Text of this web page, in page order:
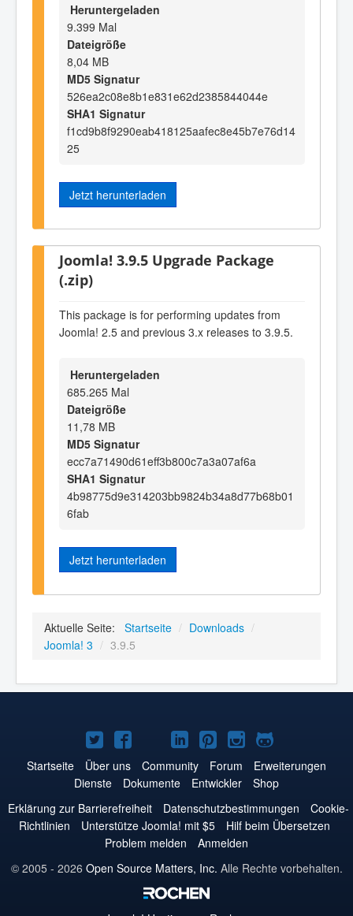
Heruntergeladen
9.399 Mal
Dateigröße
8,04 MB
MD5 Signatur
526ea2c08e8b1e831e62d2385844044e
SHA1 Signatur
f1cd9b8f9290eab418125aafec8e45b7e76d14
25
Jetzt herunterladen
Joomla! 3.9.5 Upgrade Package
(.zip)
This package is for performing updates from
Joomla! 2.5 and previous 3.x releases to 3.9.5.
Heruntergeladen
685.265 Mal
Dateigröße
11,78 MB
MD5 Signatur
ecc7a71490d61eff3b800c7a3a07af6a
SHA1 Signatur
4b98775d9e314203bb9824b34a8d77b68b01
6fab
Jetzt herunterladen
Aktuelle Seite: Startseite / Downloads /
Joomla! 3 / 3.9.5
Joomla!
auf
Twitter
Joomla!
auf
Facebook
Joomla!
auf
YouTube
Joomla!
auf
LinkedIn
Joomla!
auf
Pinterest
Joomla!
auf
Instagram
Joomla!
auf
GitHub
Startseite Über uns Community Forum
Erweiterungen
Dienste
Dokumente Entwickler
Shop
Erklärung zur Barrierefreiheit
Datenschutzbestimmungen
Cookie-
Richtlinien
Unterstütze Joomla! mit $5
Hilf beim Übersetzen
Problem melden
Anmelden
© 2005 - 2026 Open Source Matters, Inc. Alle Rechte vorbehalten.